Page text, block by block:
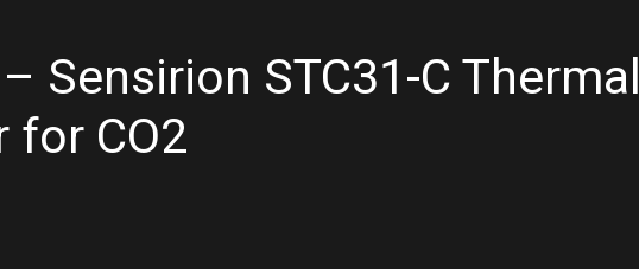
Sensirion STC31-C Thermal
for CO2